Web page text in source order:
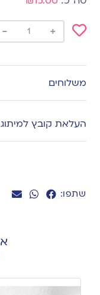
שתפו:
to
wishlist
+
-
משלוחים
העלאת קובץ למיתוג